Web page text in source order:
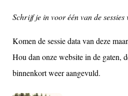
Schrijf je in voor één van de
Komen de sessie data van deze
Hou dan onze website in de gaten,
binnenkort weer aangevuld.